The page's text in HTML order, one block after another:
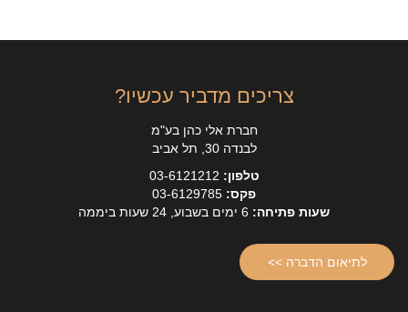
צריכים מדביר עכשיו?
חברת אלי כהן בע"מ
לבנדה 30, תל אביב
טלפון:
פקס:
שעות פתיחה:
לתיאום הדברה >>